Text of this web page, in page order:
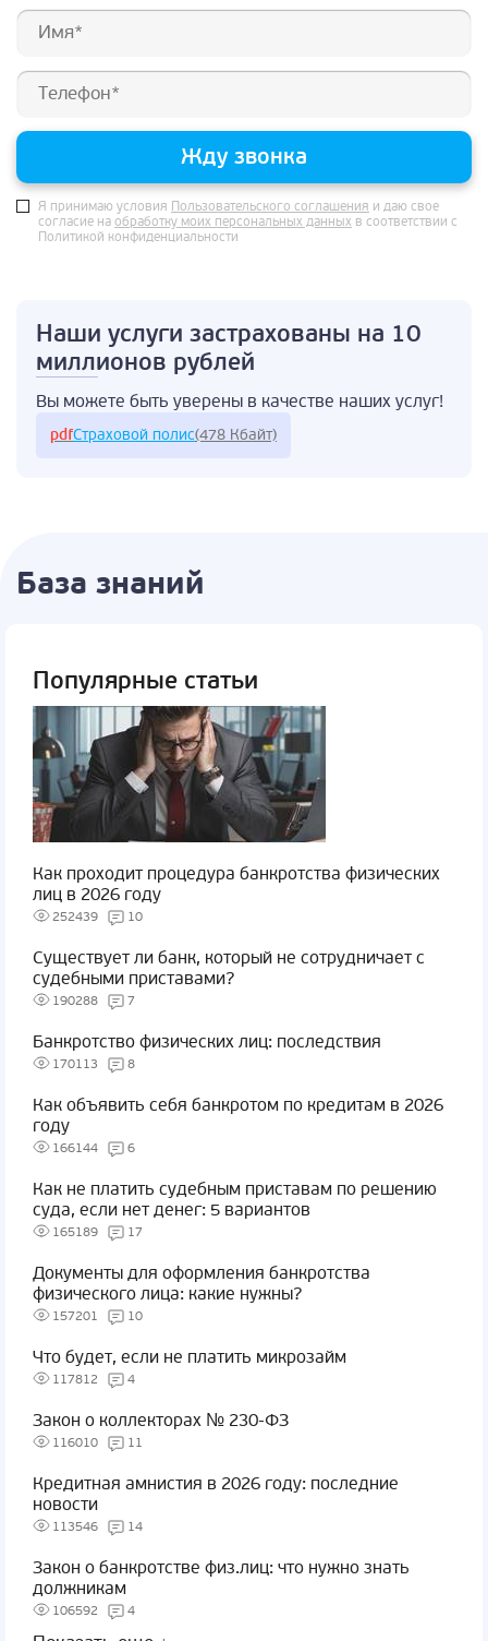
Жду звонка
Я принимаю условия Пользовательского соглашения и даю свое
согласие на обработку моих персональных данных в соответствии с
Политикой конфиденциальности
Наши услуги застрахованы на 10
миллионов рублей
Вы можете быть уверены в качестве наших услуг!
pdfСтраховой полис(478 Кбайт)
База знаний
Популярные статьи
Как проходит процедура банкротства физических
лиц в 2026 году
252439 10
Существует ли банк, который не сотрудничает с
судебными приставами?
190288 7
Банкротство физических лиц: последствия
170113 8
Как объявить себя банкротом по кредитам в 2026
году
166144 6
Как не платить судебным приставам по решению
суда, если нет денег: 5 вариантов
165189 17
Документы для оформления банкротства
физического лица: какие нужны?
157201 10
Что будет, если не платить микрозайм
117812 4
Закон о коллекторах № 230-ФЗ
116010 11
Кредитная амнистия в 2026 году: последние
новости
113546 14
Закон о банкротстве физ.лиц: что нужно знать
должникам
106592 4